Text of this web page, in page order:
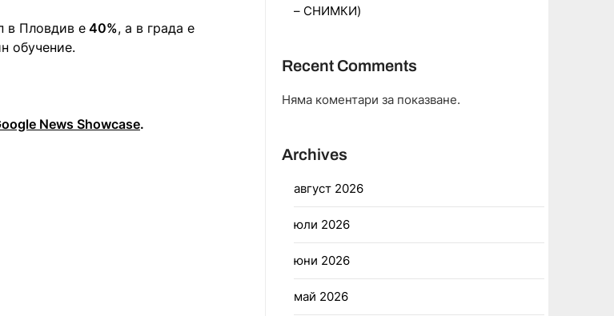
в Пловдив е 40%, а в града е
обучение.
News Showcase.
– СНИМКИ)
Recent Comments
Няма коментари за показване.
Archives
август 2026
юли 2026
юни 2026
май 2026